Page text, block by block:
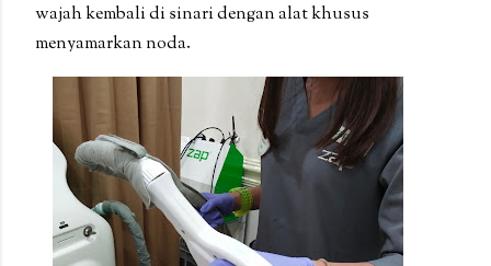
wajah kembali di sinari dengan alat khusus
menyamarkan noda.